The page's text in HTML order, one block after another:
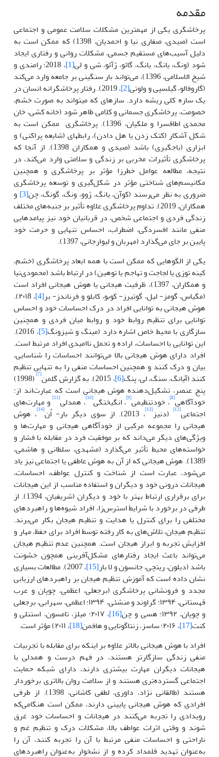
مقدمه
پرخاشگری یکی از مهمترین مشکلات سلامت عمومی و اجتماعی
است (صیدی، صفاری نیا و احمدیان، 1398) که ممکن است به
دلیل آسیب‌های مستقیم جسمی، مشکلات روانی و رفتاری ایجاد
شود (ونگ، یانگ، یانگ، گائو، ژآئو، شی و لی[1]
، 2018؛ رامندی و
شیخ الاسلامی، 1396)، می‌تواند بار سنگینی بر جامعه وارد می‌کند
(گاروفالو، گیلسپی و ولوتی[2]
، 2019). رفتار پرخاشگرانه انسان در
یک سازه کلی ریشه دارد. سازه­ای که می­تواند به صورت خشم،
خصومت، پرخاشگری جسمانی و کلامی ظاهر شود (خانه کشی، خان
محمدی اطاقسرا و ملکیان، 1396). پرخاشگری ممکن است به
شکل آشکار (کتک زدن یا هل دادن)، رابطه­ای (شایعه پراکنی) و
ابزاری (باجگیری) باشد (صیدی و همکاران 1398). از آنجا که
پرخاشگری تأثیرات مخربی بر زندگی و سلامتی وارد می‌کند، در
نتیجه، مطالعه عوامل خطرزا مؤثر بر پرخاشگری و همچنین
مکانیسم‌های شناختی مؤثر در شکل‌گیری و توسعه پرخاشگری
ضروری به نظر می‌رسند (کوآن، یانگ، ژوو، ونگ، گونگ، چن[3] و
همکاران، 2019). تداوم پرخاشگری علاوه تأثیر بر جنبه‌های مختلف
زندگی فردی و اجتماعی شخص، در قربانیان خود نیز پیامدهایی
منفی مانند افسردگی، اضطراب، احساس تنهایی و حرمت خود
پایین بر جای می‌گذارد (مهربان و لیوارجانی، 1397).
یکی از الگوهایی که ممکن است با همه ابعاد پرخاشگری (خشم،
کینه توزی یا لجاجت و تهاجم یا توهین) در ارتباط باشد (محمودی‌نیا
و همکاران، 1397)، ظرفیت هیجانی یا هوش هیجانی افراد است
(مگیاس، گومز- لیل، گوتیرز- کوبو، کابلو و فرناندز- بر[4]
، ۲۰۱8).
هوش هیجانی به توانایی افراد در درک احساسات خود و احساس
توانایی برای تنظیم روابط خود و روابط میان فردی و همچنین
سازگاری با محیط خاص اشاره دارد (مینگ و شیزونگ[5]
، 2016).
این توانایی با احساسات، اراده و تحمل ناامیدی افراد مرتبط است.
افراد دارای هوش هیجانی بالا می‌توانند احساسات را شناسایی،
بیان و درک کنند و همچنین احساسات منفی را به تنهایی تنظیم
کنند (آُیانگ، سنگ، لی، پنگ[6] ، 2015). به گزارش گلمن [7]
(1998)
پنج عنصر، تشکیل‌دهنده هوش هیجانی است که عبارت‌اند از:
خودآگاهی[8] ، خودتنظیمی[9] ، انگیختگی[10] ، همدلی[11]
و مهارت‌های
اجتماعی[12] (دنیز[13] ، 2013). از سوی دیگر بار- اُن [14]
، هوش
هیجانی را مجموعه مرکبی از خودآگاهی هیجانی و مهارت‌ها و
ویژگی‌های دیگر می‌داند که بر موفقیت فرد در مقابله با فشار و
خواسته‌های محیط تأثیر می‌گذارد (مشهدی، سلطانی و هاشمی،
1389). هوش هیجانی که از آن به هوش عاطفی یا اجتماعی نیز یاد
می‌شود، عبارت است از شناخت و کنترل عواطف، احساسات،
هیجانات درونی خود و دیگران و استفاده مناسب از این هیجانات
برای برقراری ارتباط بهتر با خود و دیگران (شریفیان، 1394). از
طرفی در برخورد با شرایط استرس‌زا، افراد شیوه‌ها و راهبردهای
مختلفی را برای کنترل یا هدایت و تنظیم هیجان بکار می‌برند.
تنظیم هیجان، تلاش‌های به کار رفته توسط افراد برای حفظ، مهار و
افزایش تجربه و ابراز هیجان است. همچنین عدم تنظیم هیجان
می‌تواند باعث ایجاد رفتارهای مشکل‌آفرینی همچون خشونت
باشد (دیلون، ریتچی، جانسون و لا بار[15]
، 2007). مطالعات بسیاری
نشان داده است که آموزش تنظیم هیجان بر راهبردهای ارزیابی
مجدد و فرونشانی پرخاشگری (برجعلی، اعظمی، چوپان و عرب
قهستانی، ۱۳۹۴؛ گراوند و منشئی، ۱۳۹۴؛ اعظمی، سهرابی، برجعلی
و چوپان، ۱۳۹۲؛ هسی و چن
[16]
، ۲۰۱۷؛ میلز، تامسون، استنلی و
کنت[17] ، ۲۰۱۶؛ ساسز، زنتاگوتایی و هافمن [18]
، ۲۰۱۱) مؤثر است.
افراد با هوش هیجانی بالاتر علاوه بر اینکه برای مقابله با تجربیات
منفی زندگی سازگارتر هستند، در فهم درست و همدلی با
هیجانات دیگران مهارت بیشتری دارند، دارای شبکه حمایت
اجتماعی گسترده‌تری هستند و از سلامت روان بالاتری برخوردار
هستند (طالقانی نژاد، داوری، لطفی کاشانی، 1398). از طرفی
افرادی که هوش هیجانی پایینی دارند، ممکن است هنگامی‌که
رویدادی را تجربه می‌کنند در هیجانات و احساسات خود غرق
شوند و وقتی اثرات عواطف بالا، مشکلات درک و تنظیم غم و
ناراحتی و احساسات منفی مرتبط با آن را تجربه کنند، آن را
به‌عنوان تهدید قلمداد کرده و از نشخوار به‌عنوان راهبردهای